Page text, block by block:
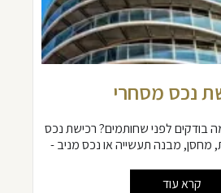
נכס מסחרי
בודקים לפני שחותמים? רכישת נכס
מחסן, מבנה תעשייה או נכס מניב -
קרא עוד